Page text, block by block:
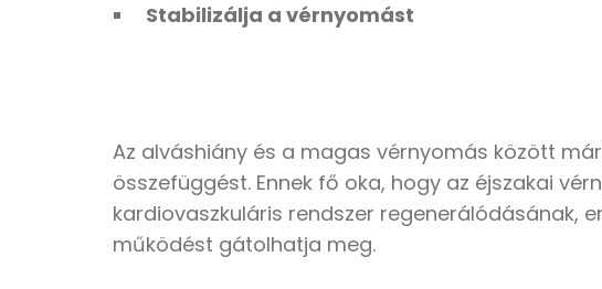
Stabilizálja a vérnyomást
Az alváshiány és a magas vérnyomás között
összefüggést. Ennek fő oka, hogy az éjszakai
kardiovaszkuláris rendszer regenerálódásának,
működést gátolhatja meg.